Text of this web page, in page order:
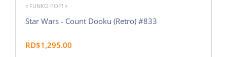
« FUNKO POP! »
Star Wars - Count Dooku (Retro) #833
RD$1,295.00